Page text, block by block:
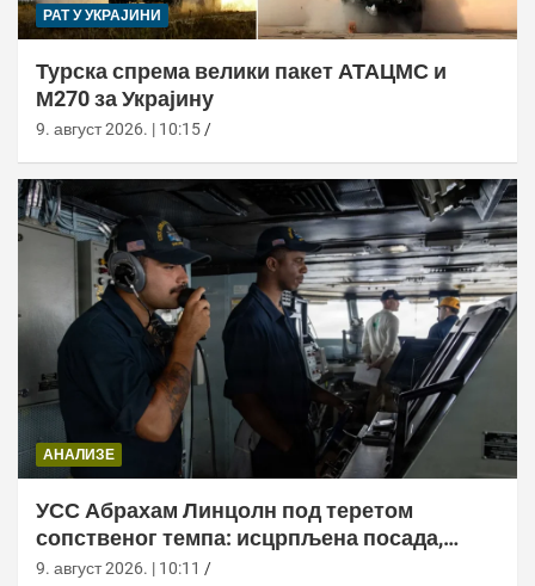
РАТ У УКРАЈИНИ
Турска спрема велики пакет АТАЦМС и
М270 за Украјину
9. август 2026. | 10:15
АНАЛИЗЕ
УСС Абрахам Линцолн под теретом
сопственог темпа: исцрпљена посада,
проблеми са снабдевањем и пад морала
9. август 2026. | 10:11